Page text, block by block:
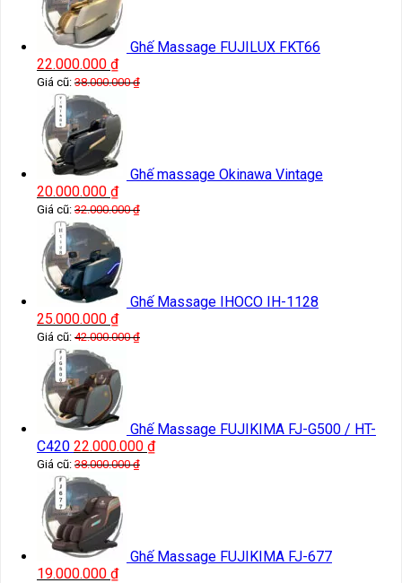
Ghế Massage FUJILUX FKT66
22.000.000 ₫
Giá cũ: 38.000.000₫
Ghế massage Okinawa Vintage
20.000.000 ₫
Giá cũ: 32.000.000₫
Ghế Massage IHOCO IH-1128
25.000.000 ₫
Giá cũ: 42.000.000₫
Ghế Massage FUJIKIMA FJ-G500 / HT-
C420 22.000.000 ₫
Giá cũ: 38.000.000₫
Ghế Massage FUJIKIMA FJ-677
19.000.000 ₫